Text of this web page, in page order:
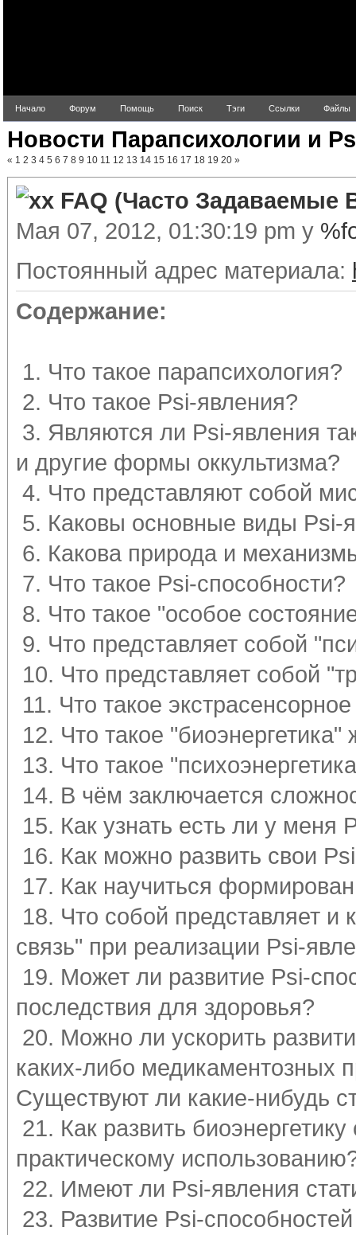
Начало Форум Помощь Поиск Тэги Ссылки Файлы
Новости Парапсихологии и
« 1 2 3 4 5 6 7 8 9 10 11 12 13 14 15 16 17 18 19 20 »
FAQ (Часто Задаваемые
Мая 07, 2012, 01:30:19 pm у
Постоянный адрес материала:
Содержание:
1. Что такое парапсихология?
2. Что такое Psi-явления?
3. Являются ли Psi-явления
и другие формы оккультизма?
4. Что представляют собой
5. Каковы основные виды Psi-
6. Какова природа и
7. Что такое Psi-способности?
8. Что такое "особое
9. Что представляет собой
10. Что представляет собой
11. Что такое
12. Что такое
13. Что такое
14. В чём заключается
15. Как узнать есть ли у меня
16. Как можно развить свои
17. Как научиться
18. Что собой представляет
связь" при реализации Psi-
19. Может ли развитие Psi-
последствия для здоровья?
20. Можно ли ускорить
каких-либо медикаментозных
Существуют ли какие-нибудь
21. Как развить
практическому
22. Имеют ли Psi-явления
23. Развитие Psi-